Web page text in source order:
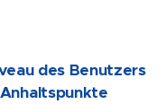
des Benutzers